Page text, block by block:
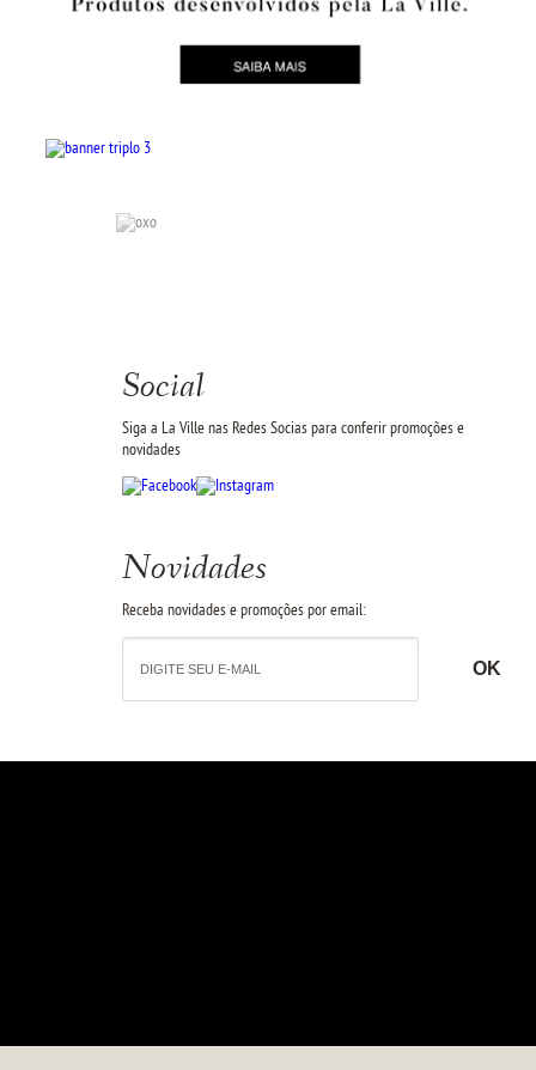
Social
Siga a La Ville nas Redes Socias para conferir promoções e
novidades
Novidades
Receba novidades e promoções por email: